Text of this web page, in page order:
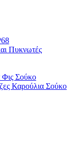
Πυκνωτές
Φις Σούκο
Καρούλια Σούκο